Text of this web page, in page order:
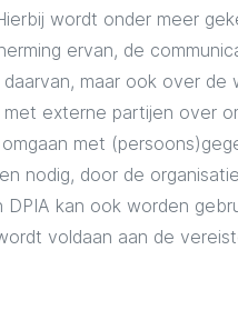
wordt onder meer
ervan, de
maar ook over de
externe partijen over
met
nodig, door de organisatie
kan ook worden
voldaan aan de